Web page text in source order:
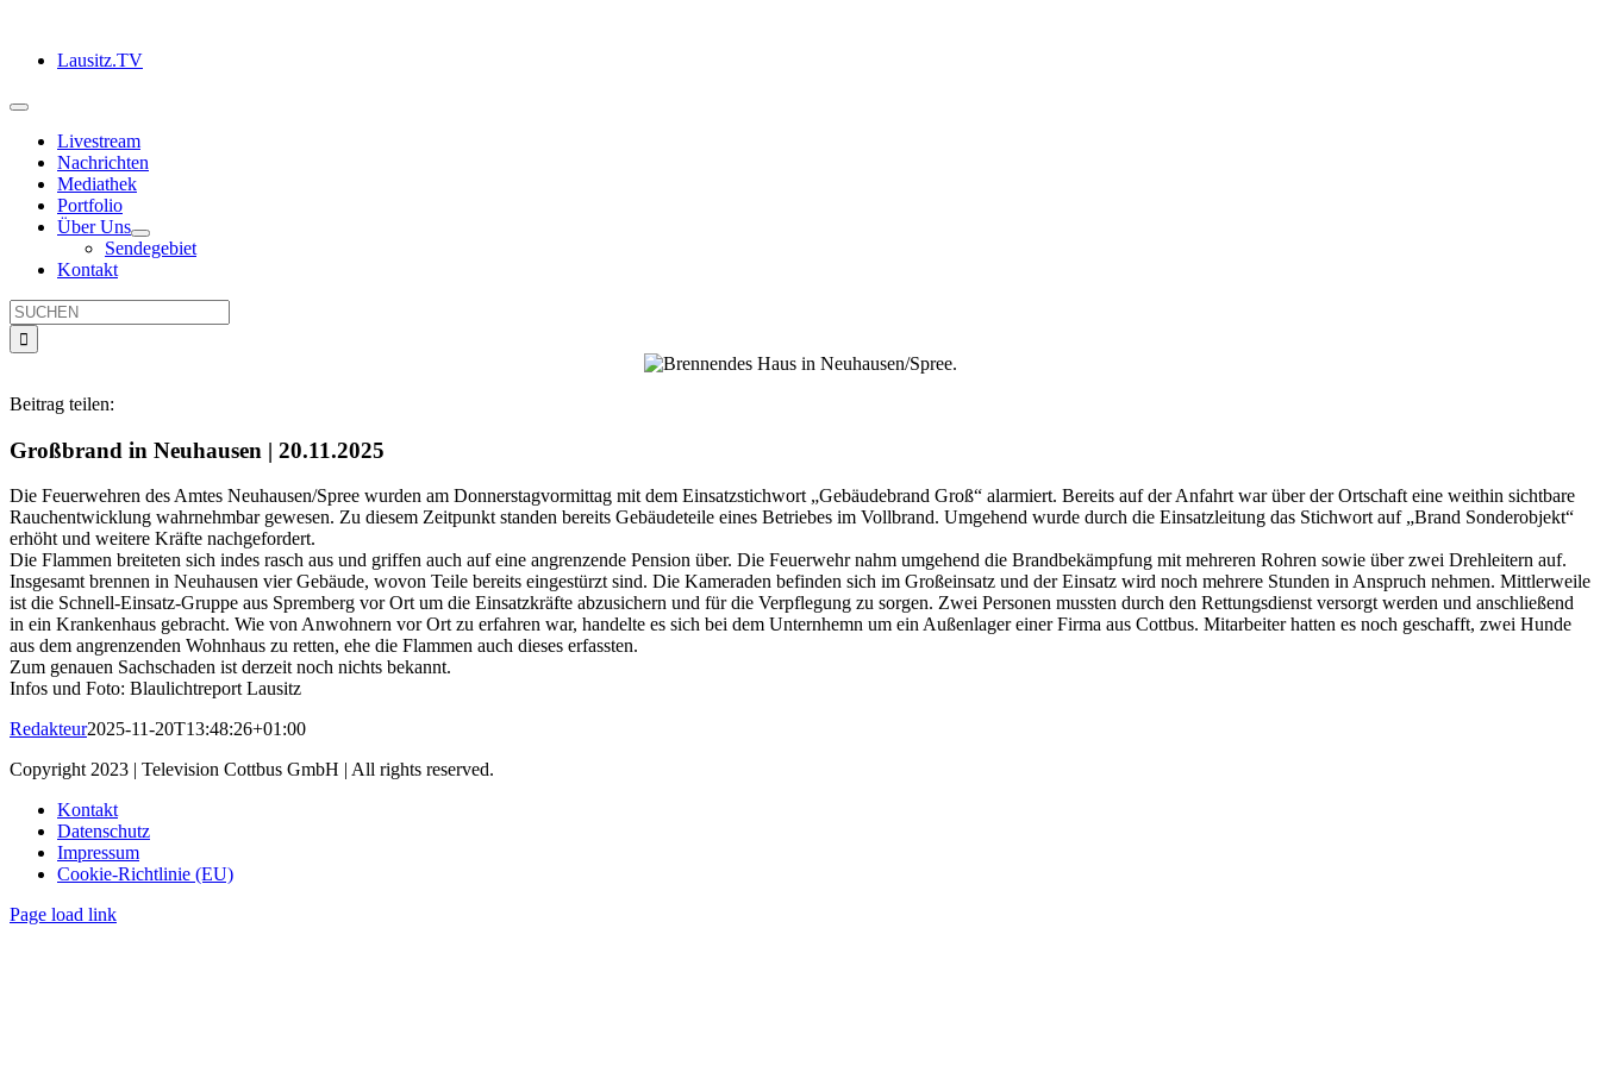
springenLausitz.TV
Toggle
NavigationLivestream
Nachrichten
Mediathek
Portfolio
Über Uns
Sendegebiet
Kontakt
Suche
nach:
Beitrag teilen:
Großbrand in Neuhausen | 20.11.2025
Die Feuerwehren des Amtes Neuhausen/Spree wurden am Donnerstagvormittag mit dem Einsatzstichwort „Gebäudebrand Groß“ alarmiert. Bereits auf der Anfahrt war über der Ortschaft eine weithin sichtbare
Rauchentwicklung wahrnehmbar gewesen. Zu diesem Zeitpunkt standen bereits Gebäudeteile eines Betriebes im Vollbrand. Umgehend wurde durch die Einsatzleitung das Stichwort auf „Brand Sonderobjekt“
erhöht und weitere Kräfte nachgefordert.
Die Flammen breiteten sich indes rasch aus und griffen auch auf eine angrenzende Pension über. Die Feuerwehr nahm umgehend die Brandbekämpfung mit mehreren Rohren sowie über zwei Drehleitern auf.
Insgesamt brennen in Neuhausen vier Gebäude, wovon Teile bereits eingestürzt sind. Die Kameraden befinden sich im Großeinsatz und der Einsatz wird noch mehrere Stunden in Anspruch nehmen. Mittlerweile
ist die Schnell-Einsatz-Gruppe aus Spremberg vor Ort um die Einsatzkräfte abzusichern und für die Verpflegung zu sorgen. Zwei Personen mussten durch den Rettungsdienst versorgt werden und anschließend
in ein Krankenhaus gebracht. Wie von Anwohnern vor Ort zu erfahren war, handelte es sich bei dem Unternhemn um ein Außenlager einer Firma aus Cottbus. Mitarbeiter hatten es noch geschafft, zwei Hunde
aus dem angrenzenden Wohnhaus zu retten, ehe die Flammen auch dieses erfassten.
Zum genauen Sachschaden ist derzeit noch nichts bekannt.
Infos und Foto: Blaulichtreport Lausitz
Redakteur2025-11-20T13:48:26+01:00
Copyright 2023 | Television Cottbus GmbH | All rights reserved.
Kontakt
Datenschutz
Impressum
Cookie-Richtlinie (EU)
Page load link